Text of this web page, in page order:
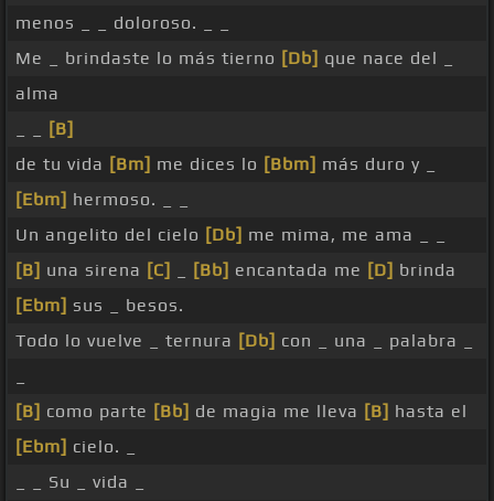
menos _ _ doloroso. _ _
Me _ brindaste lo más tierno [Db] que nace del _
alma
[B]
de tu vida [Bm] me dices lo [Bbm] más duro y _
[Ebm] hermoso. _ _
Un angelito del cielo [Db] me mima, me ama _ _
[B] una sirena [C] [Bb] encantada me [D] brinda
[Ebm] sus _ besos.
Todo lo vuelve _ ternura [Db] con _ una _ palabra _
[B] como parte [Bb] de magia me lleva [B] hasta el
[Ebm] cielo. _
_ _ Su _ vida _